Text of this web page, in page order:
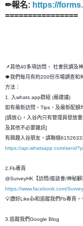
✏報名: https://
================
📌其他40多項訪問、 社會民調及
🍁我們每月有約200份市場調查和
方法：
1. 入whats app群組 (最建議)
如有最新訪問、Tips、及最新配額
[請放心，入谷內只有管理員發放
及其他不必要雜訊]
有興趣入谷朋友，請聯絡
https://api.whatsapp.com/
2.Fb專頁
@SurveyHK【訪問/座談會/神秘
https://www.facebook.com/
💡讚好Like👍和追蹤我們Fb專頁
3.追蹤我們Google Blog